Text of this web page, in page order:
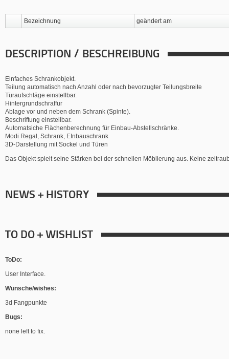
Bezeichnung geändert am
DESCRIPTION / BESCHREIBUNG
Einfaches Schrankobjekt.
Teilung automatisch nach Anzahl oder nach bevorzugter Teilungsbreite
Türaufschläge einstellbar.
Hintergrundschraffur
Ablage vor und neben dem Schrank (Spinte).
Beschriftung einstellbar.
Automatsiche Flächenberechnung für Einbau-Abstellschränke.
Modi Regal, Schrank, EInbauschrank
3D-Darstellung mit Sockel und Türen
Das Objekt spielt seine Stärken bei der schnellen Möblierung aus. Keine
NEWS + HISTORY
TO DO + WISHLIST
ToDo:
User Interface.
Wünsche/wishes:
3d Fangpunkte
Bugs:
none left to fix.